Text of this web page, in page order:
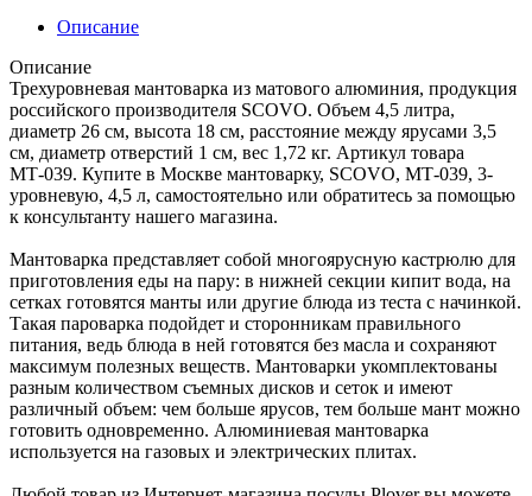
Описание
Описание
Трехуровневая мантоварка из матового алюминия, продукция
российского производителя SCOVO. Объем 4,5 литра,
диаметр 26 см, высота 18 см, расстояние между ярусами 3,5
см, диаметр отверстий 1 см, вес 1,72 кг. Артикул товара
МТ-039. Купите в Москве мантоварку, SCOVO, МТ-039, 3-
уровневую, 4,5 л, самостоятельно или обратитесь за помощью
к консультанту нашего магазина.
Мантоварка представляет собой многоярусную кастрюлю для
приготовления еды на пару: в нижней секции кипит вода, на
сетках готовятся манты или другие блюда из теста с начинкой.
Такая пароварка подойдет и сторонникам правильного
питания, ведь блюда в ней готовятся без масла и сохраняют
максимум полезных веществ. Мантоварки укомплектованы
разным количеством съемных дисков и сеток и имеют
различный объем: чем больше ярусов, тем больше мант можно
готовить одновременно. Алюминиевая мантоварка
используется на газовых и электрических плитах.